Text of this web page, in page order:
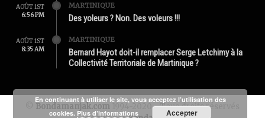
AOÛT 1ST
6:56 PM
MARTINIQUE
Des yoleurs ? Non. Des voleurs !!!
AOÛT 1ST
8:35 AM
MARTINIQUE
Bernard Hayot doit-il remplacer Serge Letchimy à la
Collectivité Territoriale de Martinique ?
Bondamanjak.com 1994-2020 - Tous droits réservés
En continuant à utiliser le site, vous acceptez l’utilisation des
cookies. Plus d’informations Accepter